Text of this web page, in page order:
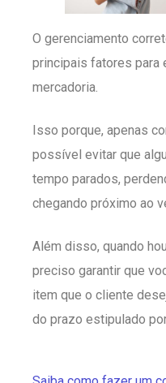
O gerenciamento
principais fatores para
mercadoria.
Isso porque, apenas
possível evitar que
tempo parados,
chegando próximo ao
Além disso, quando
preciso garantir que
item que o cliente
do prazo estipulado